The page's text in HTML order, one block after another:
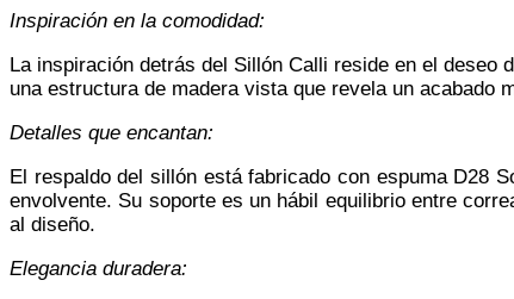
Inspiración en la comodidad:
La inspiración detrás del Sillón Calli reside en el
una estructura de madera vista que revela un acabado
Detalles que encantan:
El respaldo del sillón está fabricado con espuma D28
envolvente. Su soporte es un hábil equilibrio entre
al diseño.
Elegancia duradera: